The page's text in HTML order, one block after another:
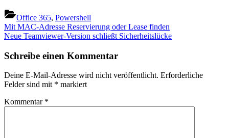
Office 365, Powershell
Beitragsnavigation
Previous
Post:
Mit MAC-Adresse Reservierung oder Lease finden
Next
Neue Teamviewer-Version schließt Sicherheitslücke
Schreibe einen Kommentar
Deine E-Mail-Adresse wird nicht veröffentlicht. Erforderliche
Felder sind mit * markiert
Kommentar *